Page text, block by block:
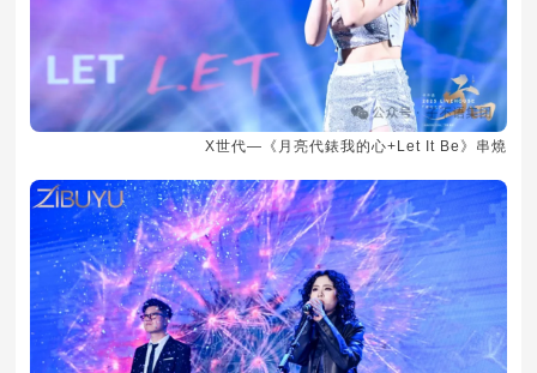
X世代—《月亮代錶我的心+Let It Be》串燒